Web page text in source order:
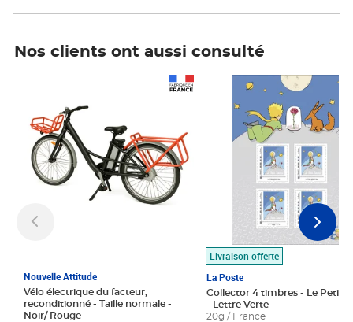
Nos clients ont aussi consulté
Nouvelle Attitude
Vélo électrique du facteur,
reconditionné - Taille normale -
Noir/ Rouge
Livraison offerte
La Poste
Collector 4 timbres - Le Petit
- Lettre Verte
20g / France
Prix 7,50€